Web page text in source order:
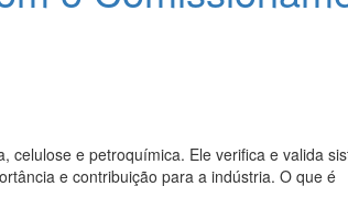
celulose e petroquímica. Ele verifica e valida
e contribuição para a indústria. O que é